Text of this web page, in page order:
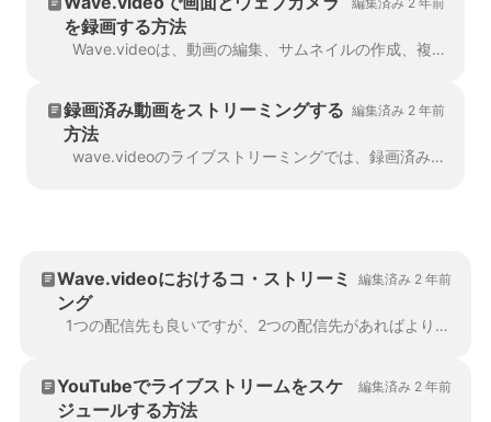
を録画する方法
Wave.videoは、動画の編集、サムネイルの作成、複数のプラットフォームへの同時ストリーミングを可能にするだけでなく、動画編集、サムネイルの作成、複数のプラットフォームへの同時ストリーミングを可能にする多機能プラットフォームです。
録画済み動画をストリーミングする
方法
編集済み 2 年前
wave.videoのライブストリーミングでは、録画済みのビデオをストリーミングすることができます。ライブボタンを手動でクリックするためにスタジオにいる必要はありません。開始するには...
Wave.videoにおけるコ・ストリーミ
ング
編集済み 2 年前
1つの配信先も良いですが、2つの配信先があればより良いでしょう。Wave.videoのコ・ストリーム機能を歓迎します！...
YouTubeでライブストリームをスケ
ジュールする方法
編集済み 2 年前